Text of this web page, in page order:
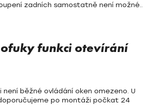
zadních samostatně není možné..
funkci otevírání
běžné ovládání oken omezeno. U
po montáži počkat 24